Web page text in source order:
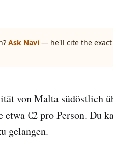
Ask Navi — he'll cite the
von Malta südöstlich
etwa €2 pro Person. Du
gelangen.